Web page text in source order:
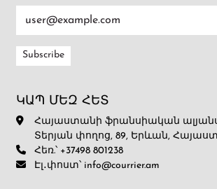
ԿԱՊ ՄԵԶ ՀԵՏ
Հայաստանի ֆրանսիական
Տերյան փողոց, 89, Երևան,
Հեռ.՝ +37498 801238
Էլ․փոստ՝ info@courrier.am